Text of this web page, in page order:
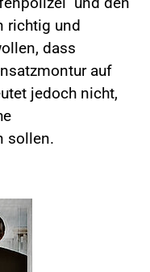
richtig und
dass
auf
jedoch nicht,
sollen.